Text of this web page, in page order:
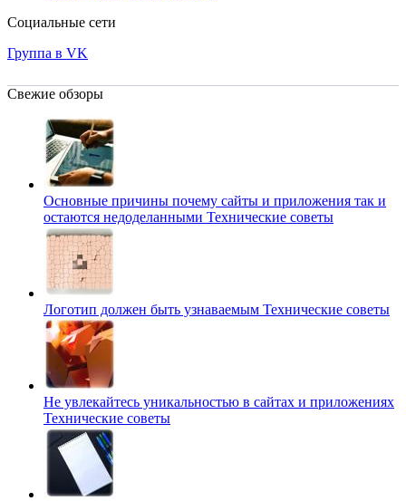
Социальные сети
Группа в VK
Свежие обзоры
Основные причины почему сайты и приложения так и
остаются недоделанными Технические советы
Логотип должен быть узнаваемым Технические советы
Не увлекайтесь уникальностью в сайтах и приложениях
Технические советы